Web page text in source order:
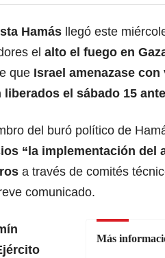
Hamás
llegó este
el alto el fuego en
que Israel amenazase
el sábado 15
del buró político de
“la implementación del
a través de comités
comunicado.
Más